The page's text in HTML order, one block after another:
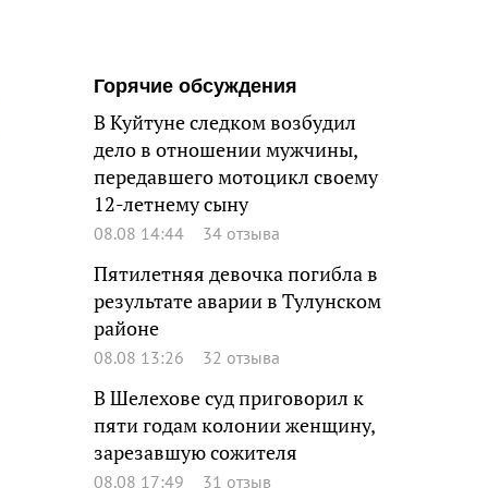
Горячие обсуждения
В Куйтуне следком возбудил
дело в отношении мужчины,
передавшего мотоцикл своему
12-летнему сыну
08.08 14:44 34 отзыва
Пятилетняя девочка погибла в
результате аварии в Тулунском
районе
08.08 13:26 32 отзыва
В Шелехове суд приговорил к
пяти годам колонии женщину,
зарезавшую сожителя
08.08 17:49 31 отзыв